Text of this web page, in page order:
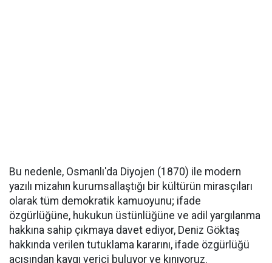
Bu nedenle, Osmanlı'da Diyojen (1870) ile modern
yazılı mizahın kurumsallaştığı bir kültürün mirasçıları
olarak tüm demokratik kamuoyunu; ifade
özgürlüğüne, hukukun üstünlüğüne ve adil yargılanma
hakkına sahip çıkmaya davet ediyor, Deniz Göktaş
hakkında verilen tutuklama kararını, ifade özgürlüğü
açısından kaygı verici buluyor ve kınıyoruz.